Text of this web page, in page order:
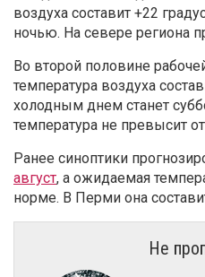
воздуха составит +22
ночью. На севере региона
Во второй половине
температура воздуха
холодным днем станет
температура не превысит
Ранее синоптики
август, а ожидаемая
норме. В Перми она
Не